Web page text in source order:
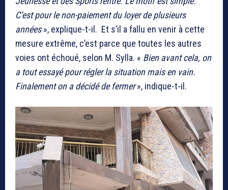
C’est pour le non-paiement du loyer de plusieurs
années», explique-t-il. Et s’il a fallu en venir à cette
mesure extrême, c’est parce que toutes les autres
voies ont échoué, selon M. Sylla. « Bien avant cela, on
a tout essayé pour régler la situation mais en vain.
Finalement on a décidé de fermer», indique-t-il.